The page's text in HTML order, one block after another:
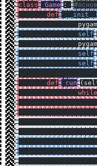
class Game :
	def
__init__
		self
		self
		self
	def
run
		while